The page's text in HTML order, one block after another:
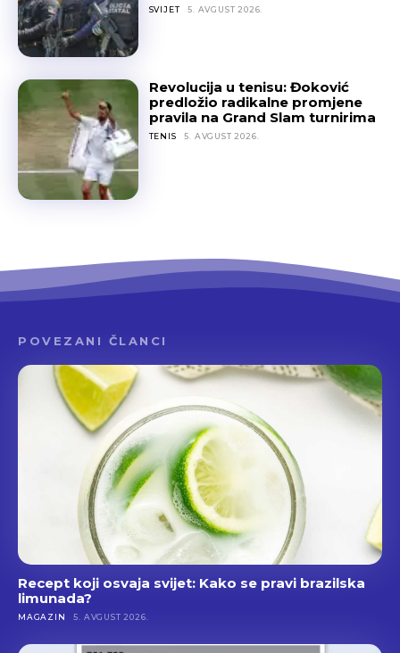
SVIJET 5. AVGUST 2026.
Revolucija u tenisu: Đoković
predložio radikalne promjene
pravila na Grand Slam turnirima
TENIS 5. AVGUST 2026.
POVEZANI ČLANCI
Recept koji osvaja svijet: Kako se pravi brazilska
limunada?
MAGAZIN 5. AVGUST 2026.